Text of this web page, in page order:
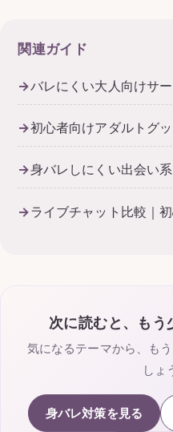
関連ガイド
バレにくい大人向けサ
初心者向けアダルトグ
身バレしにくい出会い
ライブチャット比較｜
次に読むと、もう
気になるテーマから、も
しょ
身バレ対策を見る